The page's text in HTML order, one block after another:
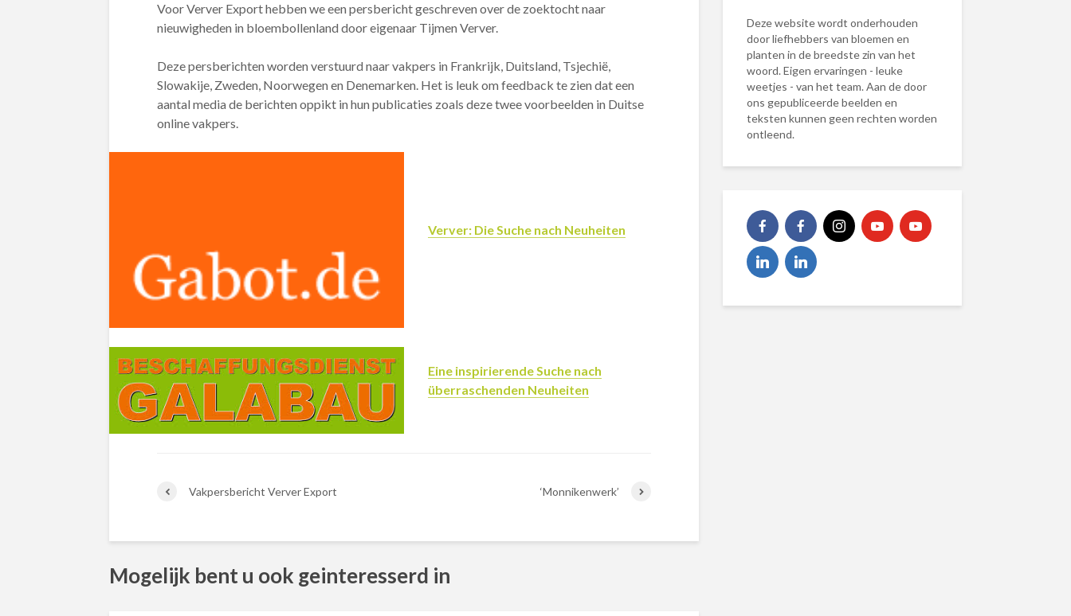
Voor Verver Export hebben we een persbericht geschreven over de zoektocht naar
nieuwigheden in bloembollenland door eigenaar Tijmen Verver.
Deze persberichten worden verstuurd naar vakpers in Frankrijk, Duitsland, Tsjechië,
Slowakije, Zweden, Noorwegen en Denemarken. Het is leuk om feedback te zien dat een
aantal media de berichten oppikt in hun publicaties zoals deze twee voorbeelden in Duitse
online vakpers.
Verver: Die Suche nach Neuheiten
Eine inspirierende Suche nach
überraschenden Neuheiten
Vakpersbericht Verver Export ‘Monnikenwerk’
Mogelijk bent u ook geinteresserd in
Deze website wordt onderhouden
door liefhebbers van bloemen en
planten in de breedste zin van het
woord. Eigen ervaringen - leuke
weetjes - van het team. Aan de door
ons gepubliceerde beelden en
teksten kunnen geen rechten worden
ontleend.